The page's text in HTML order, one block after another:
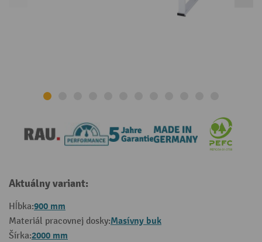
Aktuálny variant:
Hĺbka:900 mm
Materiál pracovnej dosky:Masívny buk
Šírka:2000 mm